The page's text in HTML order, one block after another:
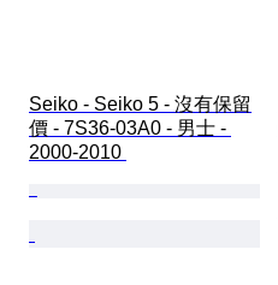
Seiko - Seiko 5 - 沒有保留
價 - 7S36-03A0 - 男士 -
2000-2010